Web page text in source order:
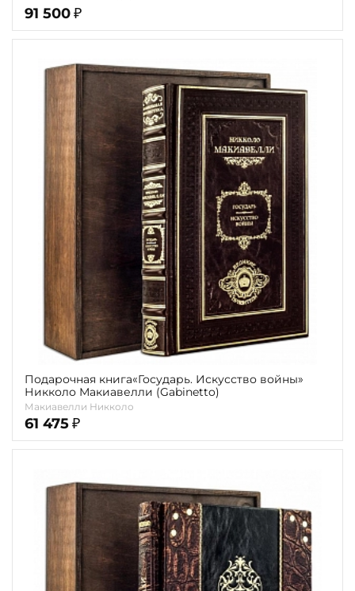
91 500 ₽
Подарочная книга«Государь. Искусство войны»
Никколо Макиавелли (Gabinetto)
Макиавелли Никколо
61 475 ₽